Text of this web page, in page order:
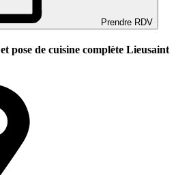
Prendre RDV
pose de cuisine complète Lieusaint